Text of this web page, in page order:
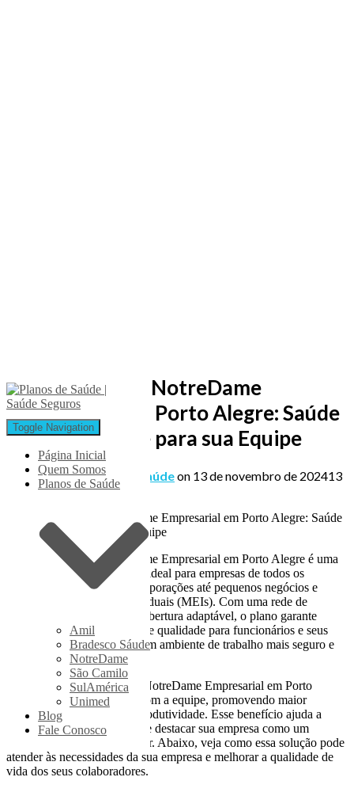
Toggle Navigation
Página Inicial
Quem Somos
Planos de Saúde
Amil
Bradesco Sáude
NotreDame
São Camilo
SulAmérica
Unimed
Blog
Fale Conosco
Plano de Saúde NotreDame
Empresarial em Porto Alegre: Saúde
e Tranquilidade para sua Equipe
Published byPlanos de Saúdeon 13 de novembro de 202413
de novembro de 2024
O Plano de Saúde NotreDame Empresarial em Porto Alegre é uma
solução completa e flexível, ideal para empresas de todos os
tamanhos, desde grandes corporações até pequenos negócios e
microempreendedores individuais (MEIs). Com uma rede de
atendimento abrangente e cobertura adaptável, o plano garante
acesso a cuidados médicos de qualidade para funcionários e seus
dependentes, promovendo um ambiente de trabalho mais seguro e
valorizador.
Investir no Plano de Saúde NotreDame Empresarial em Porto
Alegre fortalece o vínculo com a equipe, promovendo maior
engajamento, satisfação e produtividade. Esse benefício ajuda a
atrair e reter talentos, além de destacar sua empresa como um
excelente lugar para trabalhar. Abaixo, veja como essa solução pode
atender às necessidades da sua empresa e melhorar a qualidade de
vida dos seus colaboradores.